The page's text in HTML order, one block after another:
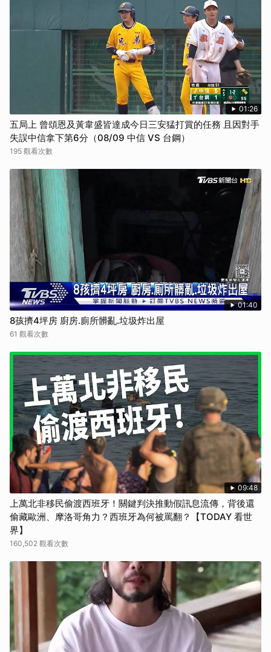
01:26
五局上 曾頌恩及黃韋盛皆達成今日三安猛打賞的任務 且因對手
失誤中信拿下第6分（08/09 中信 VS 台鋼）
195 觀看次數
01:40
8孩擠4坪房 廚房.廁所髒亂.垃圾炸出屋
61 觀看次數
09:48
上萬北非移民偷渡西班牙！關鍵判決推動假訊息流傳，背後還
偷藏歐洲、摩洛哥角力？西班牙為何被罵翻？【TODAY 看世
界】
160,502 觀看次數